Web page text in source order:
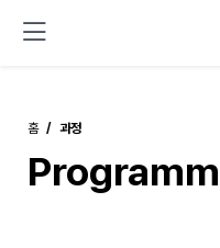
홈 과정